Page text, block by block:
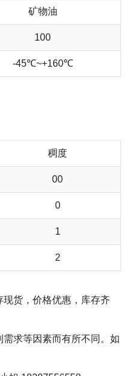
矿物油
100
-45℃~+160℃
稠度
00
0
1
2
货，价格优惠，库存齐
求等因素而有所不同。如